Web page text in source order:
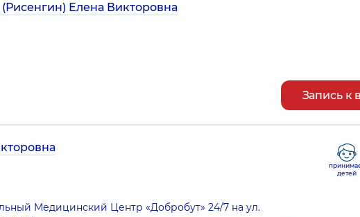
(Рисенгин) Елена Викторовна
Запись к
Медицинский Центр «Добробут» 24/7 на ул.
детей